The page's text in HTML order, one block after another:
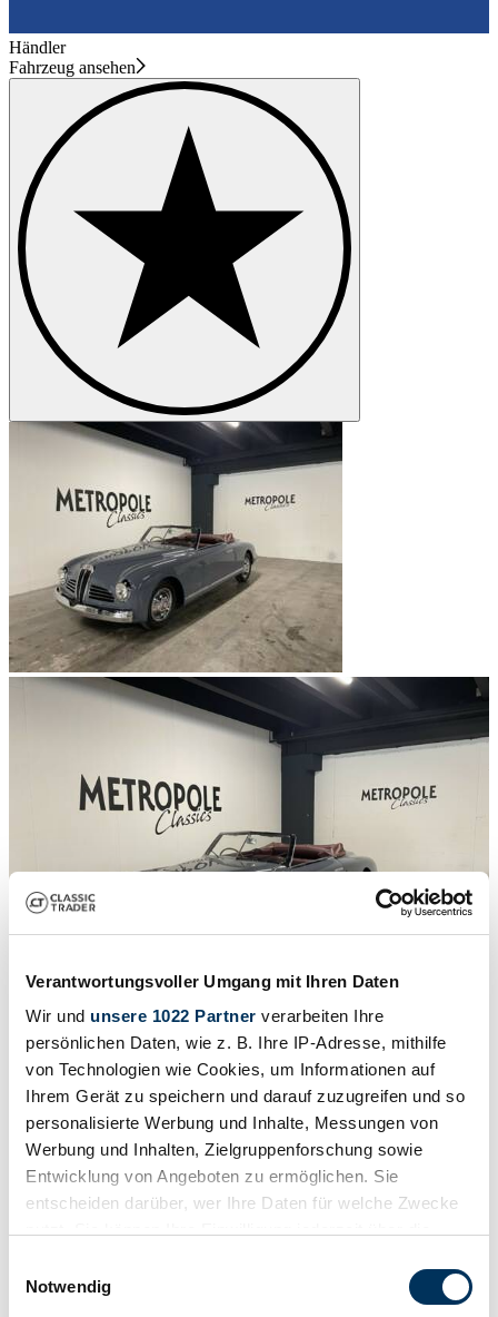
Verantwortungsvoller Umgang mit Ihren Daten
Wir und unsere 1022 Partner verarbeiten Ihre
persönlichen Daten, wie z. B. Ihre IP-Adresse, mithilfe
von Technologien wie Cookies, um Informationen auf
Ihrem Gerät zu speichern und darauf zuzugreifen und so
personalisierte Werbung und Inhalte, Messungen von
Werbung und Inhalten, Zielgruppenforschung sowie
Entwicklung von Angeboten zu ermöglichen. Sie
entscheiden darüber, wer Ihre Daten für welche Zwecke
Trigger Symbol ändern oder widerrufen
Notwendig
Händler
Fahrzeug ansehen
/19
1947 | Lancia Aprilia Pininfarina Cabriolet
Lancia Aprilia Cabriolet Special Prototype by Pinin Farina M0511
CHF 210'308